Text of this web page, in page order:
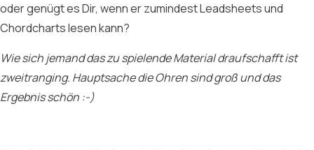
oder genügt es Dir, wenn er zumindest Leadsheets und
Chordcharts lesen kann?
Wie sich jemand das zu spielende Material draufschafft ist
zweitranging. Hauptsache die Ohren sind groß und das
Ergebnis schön :-)